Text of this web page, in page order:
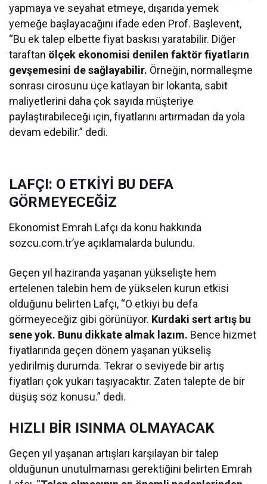
yapmaya ve seyahat etmeye, dışarıda yemek
yemeğe başlayacağını ifade eden Prof. Başlevent,
“Bu ek talep elbette fiyat baskısı yaratabilir. Diğer
taraftan ölçek ekonomisi denilen faktör fiyatların
gevşemesini de sağlayabilir. Örneğin, normalleşme
sonrası cirosunu üçe katlayan bir lokanta, sabit
maliyetlerini daha çok sayıda müşteriye
paylaştırabileceği için, fiyatlarını artırmadan da yola
devam edebilir.” dedi.
LAFÇI: O ETKİYİ BU DEFA
GÖRMEYECEĞİZ
Ekonomist Emrah Lafçı da konu hakkında
sozcu.com.tr’ye açıklamalarda bulundu.
Geçen yıl haziranda yaşanan yükselişte hem
ertelenen talebin hem de yükselen kurun etkisi
olduğunu belirten Lafçı, “O etkiyi bu defa
görmeyeceğiz gibi görünüyor. Kurdaki sert artış bu
sene yok. Bunu dikkate almak lazım. Bence hizmet
fiyatlarında geçen dönem yaşanan yükseliş
yedirilmiş durumda. Tekrar o seviyede bir artış
fiyatları çok yukarı taşıyacaktır. Zaten talepte de bir
düşüş söz konusu.” dedi.
HIZLI BİR ISINMA OLMAYACAK
Geçen yıl yaşanan artışları karşılayan bir talep
olduğunun unutulmaması gerektiğini belirten Emrah